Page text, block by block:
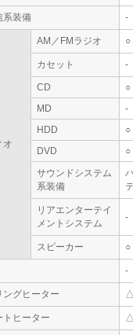
系装備 -
オ
AM／FMラジオ ○
カセット -
CD
○
MD
-
HDD
○
DVD
○
サウンドシステム
系装備
リアエンターテイ
メントシステム
-
スピーカー ○
-
ングヒーター
トヒーター